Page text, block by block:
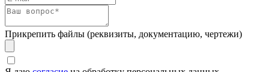
Прикрепить файлы (реквизиты, документацию, чертежи)